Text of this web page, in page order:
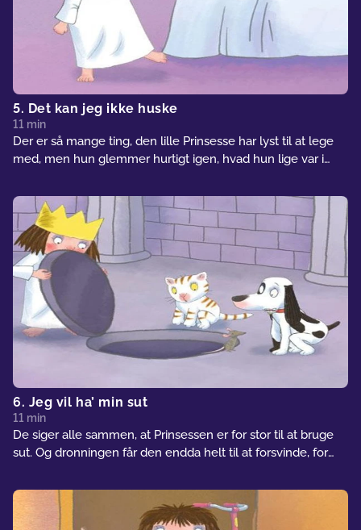
5. Det kan jeg ikke huske
11 min
Der er så mange ting, den lille Prinsesse har lyst til at lege
med, men hun glemmer hurtigt igen, hvad hun lige var i
statsministerens medalje og generalens bjørneskindshue.
6. Jeg vil ha’ min sut
11 min
De siger alle sammen, at Prinsessen er for stor til at bruge
sut. Og dronningen får den endda helt til at forsvinde, for
de andres dårlige vaner?